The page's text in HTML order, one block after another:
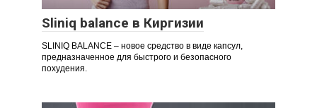
Sliniq balance в Киргизии
SLINIQ BALANCE – новое средство в виде капсул,
предназначенное для быстрого и безопасного
похудения.